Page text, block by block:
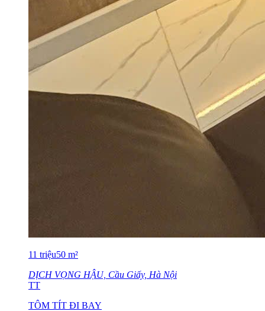
11 triệu50 m²
DỊCH VỌNG HẬU, Cầu Giấy, Hà Nội
TT
TÔM TÍT ĐI BAY